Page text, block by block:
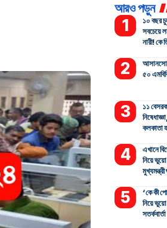
আরও পড়ুন
১০ বছর
সবচেয়ে
নারী! কে
৫০
১১
কলকাতা
এখানে
নিয়ে ভুয়ো
মুখ্যমন্ত্রী
‘কে কী
নিয়ে